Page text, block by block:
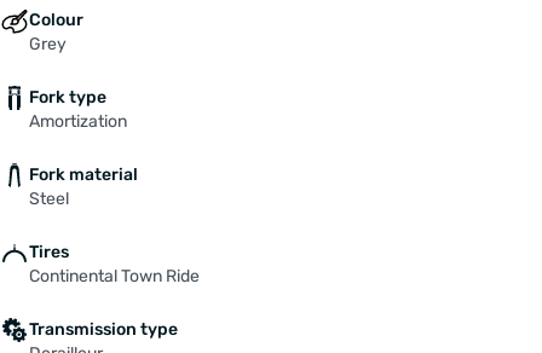
Colour
Grey
Fork type
Amortization
Fork material
Steel
Tires
Continental Town Ride
Transmission type